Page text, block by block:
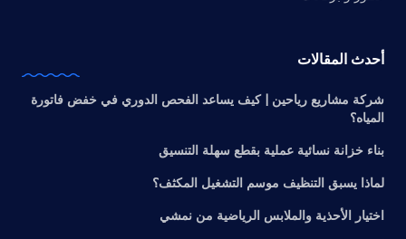
أحدث المقالات
شركة مشاريع رياحين | كيف يساعد الفحص الدوري في خفض فاتورة
المياه؟
بناء خزانة نسائية عملية بقطع سهلة التنسيق
لماذا يسبق التنظيف موسم التشغيل المكثف؟
اختيار الأحذية والملابس الرياضية من نمشي